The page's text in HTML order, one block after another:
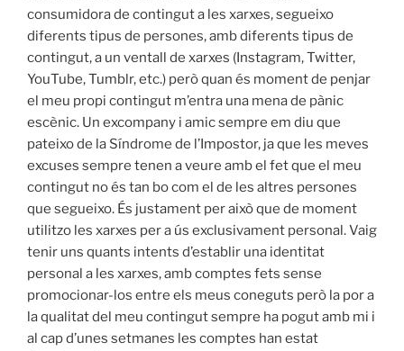
consumidora de contingut a les xarxes, segueixo
diferents tipus de persones, amb diferents tipus de
contingut, a un ventall de xarxes (Instagram, Twitter,
YouTube, Tumblr, etc.) però quan és moment de penjar
el meu propi contingut m’entra una mena de pànic
escènic. Un excompany i amic sempre em diu que
pateixo de la Síndrome de l’Impostor, ja que les meves
excuses sempre tenen a veure amb el fet que el meu
contingut no és tan bo com el de les altres persones
que segueixo. És justament per això que de moment
utilitzo les xarxes per a ús exclusivament personal. Vaig
tenir uns quants intents d’establir una identitat
personal a les xarxes, amb comptes fets sense
promocionar-los entre els meus coneguts però la por a
la qualitat del meu contingut sempre ha pogut amb mi i
al cap d’unes setmanes les comptes han estat